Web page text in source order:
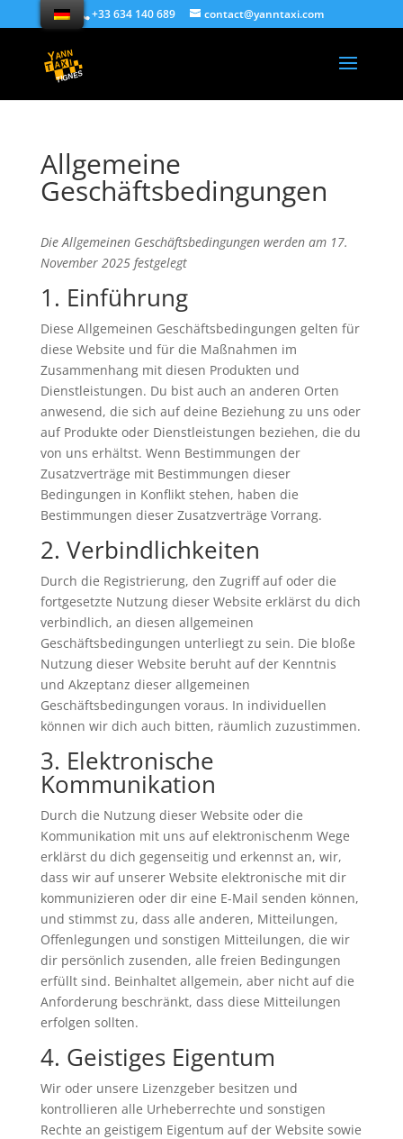
+33 634 140 689 contact@yanntaxi.com
Allgemeine
Geschäftsbedingungen
Die Allgemeinen Geschäftsbedingungen werden am 17.
November 2025 festgelegt
1. Einführung
Diese Allgemeinen Geschäftsbedingungen gelten für
diese Website und für die Maßnahmen im
Zusammenhang mit diesen Produkten und
Dienstleistungen. Du bist auch an anderen Orten
anwesend, die sich auf deine Beziehung zu uns oder
auf Produkte oder Dienstleistungen beziehen, die du
von uns erhältst. Wenn Bestimmungen der
Zusatzverträge mit Bestimmungen dieser
Bedingungen in Konflikt stehen, haben die
Bestimmungen dieser Zusatzverträge Vorrang.
2. Verbindlichkeiten
Durch die Registrierung, den Zugriff auf oder die
fortgesetzte Nutzung dieser Website erklärst du dich
verbindlich, an diesen allgemeinen
Geschäftsbedingungen unterliegt zu sein. Die bloße
Nutzung dieser Website beruht auf der Kenntnis
und Akzeptanz dieser allgemeinen
Geschäftsbedingungen voraus. In individuellen
können wir dich auch bitten, räumlich zuzustimmen.
3. Elektronische
Kommunikation
Durch die Nutzung dieser Website oder die
Kommunikation mit uns auf elektronischenm Wege
erklärst du dich gegenseitig und erkennst an, wir,
dass wir auf unserer Website elektronische mit dir
kommunizieren oder dir eine E-Mail senden können,
und stimmst zu, dass alle anderen, Mitteilungen,
Offenlegungen und sonstigen Mitteilungen, die wir
dir persönlich zusenden, alle freien Bedingungen
erfüllt sind. Beinhaltet allgemein, aber nicht auf die
Anforderung beschränkt, dass diese Mitteilungen
erfolgen sollten.
4. Geistiges Eigentum
Wir oder unsere Lizenzgeber besitzen und
kontrollieren alle Urheberrechte und sonstigen
Rechte an geistigem Eigentum auf der Website sowie